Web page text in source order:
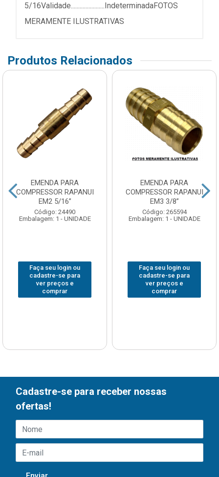
5/16Validade.......................IndeterminadaFOTOS
MERAMENTE ILUSTRATIVAS
Produtos Relacionados
EMENDA PARA
COMPRESSOR RAPANUI
EM2 5/16”
Código: 24490
Embalagem: 1 - UNIDADE
Faça seu login ou
cadastre-se para
ver preços e
comprar
EMENDA PARA
COMPRESSOR RAPANUI
EM3 3/8”
Código: 265594
Embalagem: 1 - UNIDADE
Faça seu login ou
cadastre-se para
ver preços e
comprar
Cadastre-se para receber nossas
ofertas!